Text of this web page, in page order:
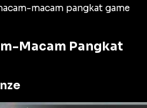
macam pangkat game
Macam Pangkat